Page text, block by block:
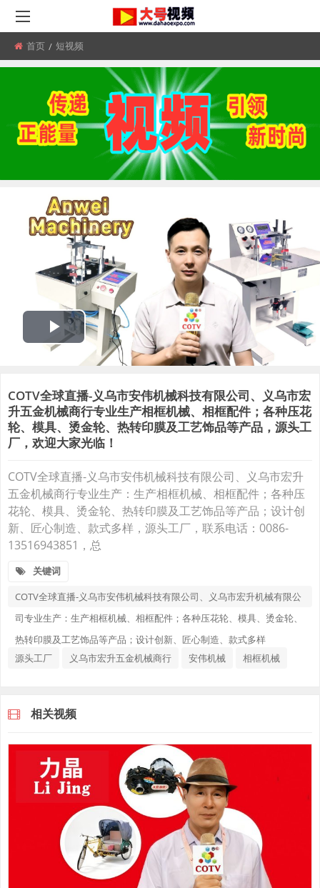
首页
所
在
短视频
COTV全球直播-义乌市安伟机械科技有限公司、义乌市宏
升五金机械商行专业生产相框机械、相框配件；各种压花
轮、模具、烫金轮、热转印膜及工艺饰品等产品，源头工
厂，欢迎大家光临！
COTV全球直播-义乌市安伟机械科技有限公司、义乌市宏升
五金机械商行专业生产：生产相框机械、相框配件；各种压
花轮、模具、烫金轮、热转印膜及工艺饰品等产品；设计创
新、匠心制造、款式多样，源头工厂，联系电话：0086-
13516943851，总
关键词
COTV全球直播-义乌市安伟机械科技有限公司、义乌市宏升机械有限公
司专业生产：生产相框机械、相框配件；各种压花轮、模具、烫金轮、
热转印膜及工艺饰品等产品；设计创新、匠心制造、款式多样
源头工厂
义乌市宏升五金机械商行 安伟机械 相框机械
相关视频